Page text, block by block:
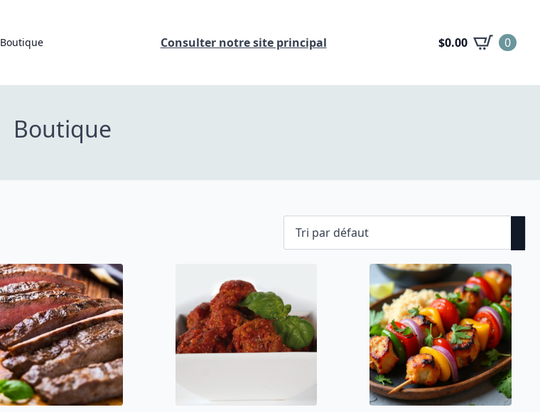
Boutique Consulter notre site principal $0.00 0
Boutique